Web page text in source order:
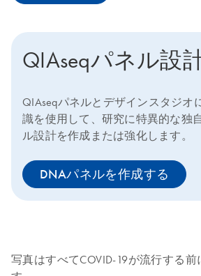
QIAseqパネル設
QIAseqパネルとデザインスタジオ
識を使用して、研究に特異的な独
ル設計を作成または強化します。
DNAパネルを作成する
写真はすべてCOVID-19が流行する